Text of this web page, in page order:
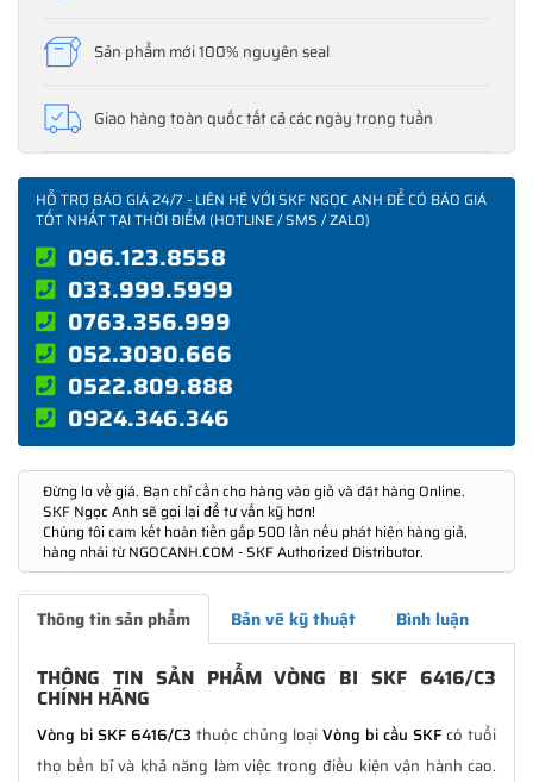
Sản phẩm mới 100% nguyên seal
Giao hàng toàn quốc tất cả các ngày trong tuần
HỖ TRỢ BÁO GIÁ 24/7 - LIÊN HỆ VỚI SKF NGỌC ANH ĐỂ CÓ BÁO GIÁ
TỐT NHẤT TẠI THỜI ĐIỂM (HOTLINE / SMS / ZALO)
096.123.8558
033.999.5999
0763.356.999
052.3030.666
0522.809.888
0924.346.346
Đừng lo về giá. Bạn chỉ cần cho hàng vào giỏ và đặt hàng Online.
SKF Ngọc Anh sẽ gọi lại để tư vấn kỹ hơn!
Chúng tôi cam kết hoàn tiền gấp 500 lần nếu phát hiện hàng giả,
hàng nhái từ NGOCANH.COM - SKF Authorized Distributor.
Thông tin sản phẩm Bản vẽ kỹ thuật Bình luận
THÔNG TIN SẢN PHẨM VÒNG BI SKF 6416/C3
CHÍNH HÃNG
Vòng bi SKF 6416/C3 thuộc chủng loạiVòng bi cầu SKFcó tuổi
thọ bền bỉ và khả năng làm việc trong điều kiện vận hành cao.